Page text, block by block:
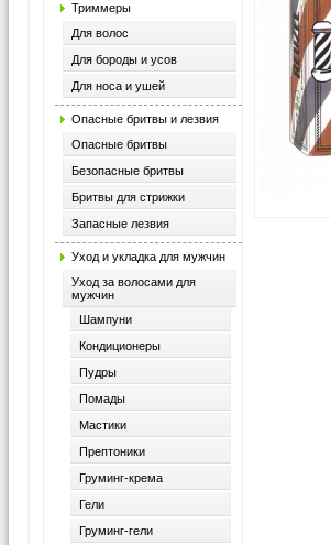
Триммеры
Для волос
Для бороды и усов
Для носа и ушей
Опасные бритвы и лезвия
Опасные бритвы
Безопасные бритвы
Бритвы для стрижки
Запасные лезвия
Уход и укладка для мужчин
Уход за волосами для
мужчин
Шампуни
Кондиционеры
Пудры
Помады
Мастики
Прептоники
Груминг-крема
Гели
Груминг-гели